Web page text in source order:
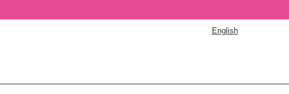
English